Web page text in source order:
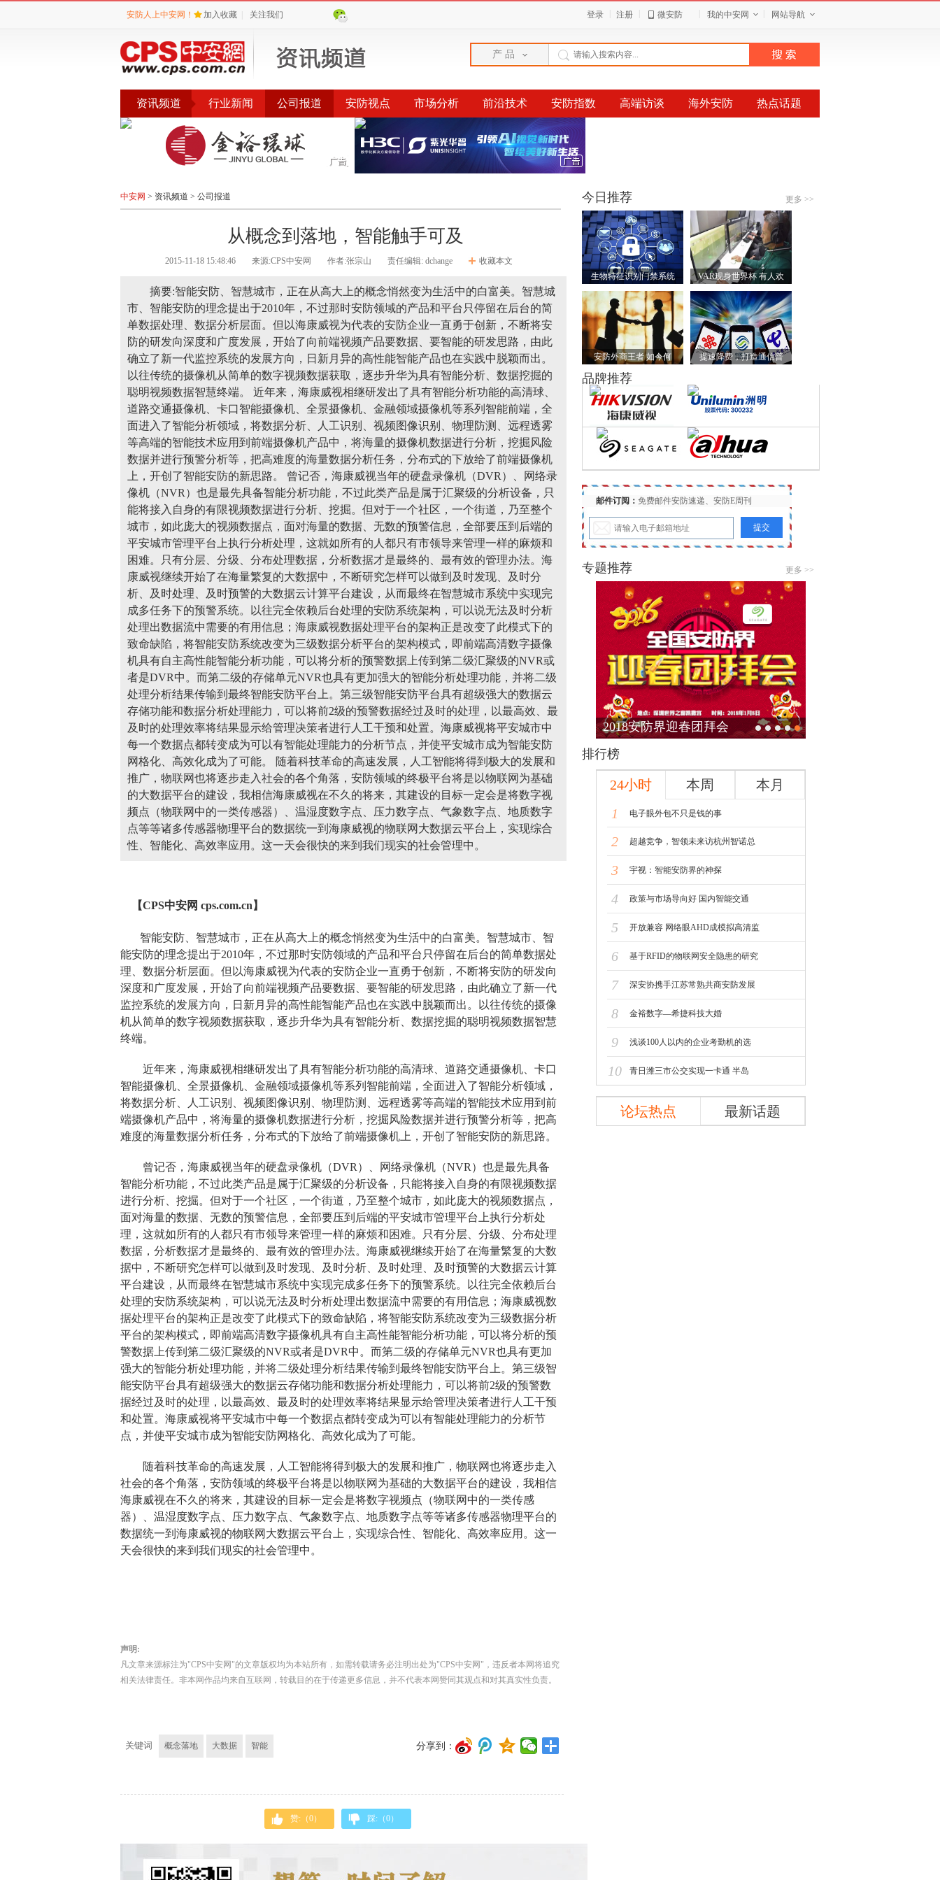
安防人上中安网！ 加入收藏 关注我们 登录 注册 微安防 我的中安网 网站导航
产 品
资讯频道 行业新闻 公司报道 安防视点 市场分析 前沿技术 安防指数 高端访谈 海外安防 热点话题
公告 评选 榜单
中安网 > 资讯频道 > 公司报道
从概念到落地，智能触手可及
2015-11-18 15:48:46 来源:CPS中安网 作者:张宗山 责任编辑: dchange 收藏本文
摘要:智能安防、智慧城市，正在从高大上的概念悄然变为生活中的白富美。智慧城
市、智能安防的理念提出于2010年，不过那时安防领域的产品和平台只停留在后台的简
单数据处理、数据分析层面。但以海康威视为代表的安防企业一直勇于创新，不断将安
防的研发向深度和广度发展，开始了向前端视频产品要数据、要智能的研发思路，由此
确立了新一代监控系统的发展方向，日新月异的高性能智能产品也在实践中脱颖而出。
以往传统的摄像机从简单的数字视频数据获取，逐步升华为具有智能分析、数据挖掘的
聪明视频数据智慧终端。 近年来，海康威视相继研发出了具有智能分析功能的高清球、
道路交通摄像机、卡口智能摄像机、全景摄像机、金融领域摄像机等系列智能前端，全
面进入了智能分析领域，将数据分析、人工识别、视频图像识别、物理防测、远程透雾
等高端的智能技术应用到前端摄像机产品中，将海量的摄像机数据进行分析，挖掘风险
数据并进行预警分析等，把高难度的海量数据分析任务，分布式的下放给了前端摄像机
上，开创了智能安防的新思路。 曾记否，海康威视当年的硬盘录像机（DVR）、网络录
像机（NVR）也是最先具备智能分析功能，不过此类产品是属于汇聚级的分析设备，只
能将接入自身的有限视频数据进行分析、挖掘。但对于一个社区，一个街道，乃至整个
城市，如此庞大的视频数据点，面对海量的数据、无数的预警信息，全部要压到后端的
平安城市管理平台上执行分析处理，这就如所有的人都只有市领导来管理一样的麻烦和
困难。只有分层、分级、分布处理数据，分析数据才是最终的、最有效的管理办法。海
康威视继续开始了在海量繁复的大数据中，不断研究怎样可以做到及时发现、及时分
析、及时处理、及时预警的大数据云计算平台建设，从而最终在智慧城市系统中实现完
成多任务下的预警系统。以往完全依赖后台处理的安防系统架构，可以说无法及时分析
处理出数据流中需要的有用信息；海康威视数据处理平台的架构正是改变了此模式下的
致命缺陷，将智能安防系统改变为三级数据分析平台的架构模式，即前端高清数字摄像
机具有自主高性能智能分析功能，可以将分析的预警数据上传到第二级汇聚级的NVR或
者是DVR中。而第二级的存储单元NVR也具有更加强大的智能分析处理功能，并将二级
处理分析结果传输到最终智能安防平台上。第三级智能安防平台具有超级强大的数据云
存储功能和数据分析处理能力，可以将前2级的预警数据经过及时的处理，以最高效、最
及时的处理效率将结果显示给管理决策者进行人工干预和处置。海康威视将平安城市中
每一个数据点都转变成为可以有智能处理能力的分析节点，并使平安城市成为智能安防
网格化、高效化成为了可能。 随着科技革命的高速发展，人工智能将得到极大的发展和
推广，物联网也将逐步走入社会的各个角落，安防领域的终极平台将是以物联网为基础
的大数据平台的建设，我相信海康威视在不久的将来，其建设的目标一定会是将数字视
频点（物联网中的一类传感器）、温湿度数字点、压力数字点、气象数字点、地质数字
点等等诸多传感器物理平台的数据统一到海康威视的物联网大数据云平台上，实现综合
性、智能化、高效率应用。这一天会很快的来到我们现实的社会管理中。
【CPS中安网 cps.com.cn】
智能安防 、智慧城市，正在从高大上的概念悄然变为生活中的白富美。智慧城市、智
能安防的理念提出于2010年，不过那时安防领域的产品和平台只停留在后台的简单数据处
理、数据分析层面。但以海康威视为代表的安防企业一直勇于创新，不断将安防的研发向
深度和广度发展，开始了向前端视频产品要数据、要智能的研发思路，由此确立了新一代
监控系统的发展方向，日新月异的高性能智能产品也在实践中脱颖而出。以往传统的摄像
机从简单的数字视频数据获取，逐步升华为具有智能分析、数据挖掘的聪明视频数据智慧
终端。
近年来，海康威视相继研发出了具有智能分析功能的高清球、道路交通摄像机、卡口
智能摄像机 、全景摄像机、金融领域摄像机等系列智能前端，全面进入了智能分析领域，
将数据分析、人工识别、视频图像识别、物理防测、远程透雾等高端的智能技术应用到前
端摄像机产品中，将海量的摄像机数据进行分析，挖掘风险数据并进行预警分析等，把高
难度的海量数据分析任务，分布式的下放给了前端摄像机上，开创了智能安防的新思路。
曾记否，海康威视当年的硬盘录像机 （DVR）、网络录像机（NVR）也是最先具备
智能分析功能，不过此类产品是属于汇聚级的分析设备，只能将接入自身的有限视频数据
进行分析、挖掘。但对于一个社区，一个街道，乃至整个城市，如此庞大的视频数据点，
面对海量的数据、无数的预警信息，全部要压到后端的平安城市管理平台上执行分析处
理，这就如所有的人都只有市领导来管理一样的麻烦和困难。只有分层、分级、分布处理
数据，分析数据才是最终的、最有效的管理办法。海康威视继续开始了在海量繁复的大数
据中，不断研究怎样可以做到及时发现、及时分析、及时处理、及时预警的大数据云计算
平台建设，从而最终在智慧城市系统中实现完成多任务下的预警系统。以往完全依赖后台
处理的安防系统架构，可以说无法及时分析处理出数据流中需要的有用信息；海康威视数
据处理平台的架构正是改变了此模式下的致命缺陷，将智能安防系统改变为三级数据分析
平台的架构模式，即前端高清数字摄像机具有自主高性能智能分析功能，可以将分析的预
警数据上传到第二级汇聚级的NVR或者是DVR中。而第二级的存储单元NVR也具有更加
强大的智能分析处理功能，并将二级处理分析结果传输到最终智能安防平台上。第三级智
能安防平台具有超级强大的数据云存储功能和数据分析处理能力，可以将前2级的预警数
据经过及时的处理，以最高效、最及时的处理效率将结果显示给管理决策者进行人工干预
和处置。海康威视将平安城市中每一个数据点都转变成为可以有智能处理能力的分析节
点，并使平安城市成为智能安防网格化、高效化成为了可能。
随着科技革命的高速发展，人工智能将得到极大的发展和推广，物联网也将逐步走入
社会的各个角落，安防领域的终极平台将是以物联网为基础的大数据平台的建设，我相信
海康威视在不久的将来，其建设的目标一定会是将数字视频点（物联网中的一类传感
器）、温湿度数字点、压力数字点、气象数字点、地质数字点等等诸多传感器物理平台的
数据统一到海康威视的物联网大数据云平台上，实现综合性、智能化、高效率应用。这一
天会很快的来到我们现实的社会管理中。
声明:
凡文章来源标注为"CPS中安网"的文章版权均为本站所有，如需转载请务必注明出处为"CPS中安网"，违反者本网将追究
相关法律责任。非本网作品均来自互联网，转载目的在于传递更多信息，并不代表本网赞同其观点和对其真实性负责。
关键词 概念落地 大数据 智能 分享到：
赞:（0） 踩:（0）
今日推荐 更多 >>
生物特征识别门禁系统 VAR现身世界杯 有人欢
安防外商王者 如今何 提速降费，打造通信普
品牌推荐
邮件订阅： 免费邮件安防速递、安防E周刊
专题推荐 更多 >>
2018安防界迎春团拜会
排行榜
24小时 本周
本月
1
电子眼外包不只是钱的事
2 超越竞争，智领未来访杭州智诺总
3 宇视：智能安防界的神探
4 政策与市场导向好 国内智能交通
5 开放兼容 网络眼AHD成模拟高清监
6 基于RFID的物联网安全隐患的研究
7 深安协携手江苏常熟共商安防发展
8 金裕数字—希捷科技大婚
9 浅谈100人以内的企业考勤机的选
10 青日潍三市公交实现一卡通 半岛
论坛热点 最新话题